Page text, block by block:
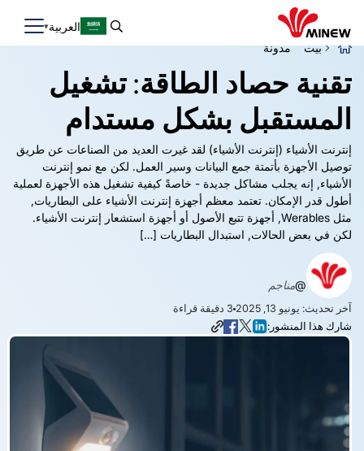
العربية
بيت
مدونة
تقنية حصاد الطاقة: تشغيل
المستقبل بشكل مستدام
إنترنت الأشياء (إنترنت الأشياء) لقد غيرت العديد من الصناعات عن طريق
توصيل الأجهزة بأتمتة جمع البيانات وسير العمل. لكن مع نمو إنترنت
الأشياء, إنه يجلب مشاكل جديدة - خاصةً كيفية تشغيل هذه الأجهزة لعملية
أطول قدر الإمكان. تعتمد معظم أجهزة إنترنت الأشياء على البطاريات,
مثل Werables, أجهزة تتبع الأصول أو أجهزة استشعار إنترنت الأشياء.
لكن في بعض الحالات, استبدال البطاريات […]
@مناجم
آخر تحديث: يونيو 13, 2025 3 دقيقة قراءة
شارك هذا المنشور: